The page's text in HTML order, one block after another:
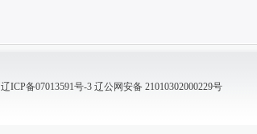
辽ICP备07013591号-3辽公网安备 21010302000229号